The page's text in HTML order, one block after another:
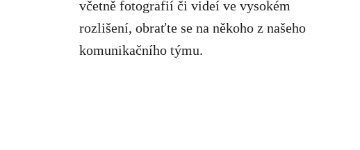
včetně fotografií či videí ve vysokém
rozlišení, obraťte se na někoho z našeho
komunikačního týmu.